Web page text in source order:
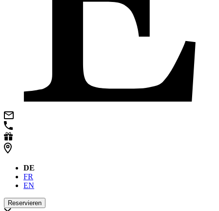
DE
FR
EN
Reservieren